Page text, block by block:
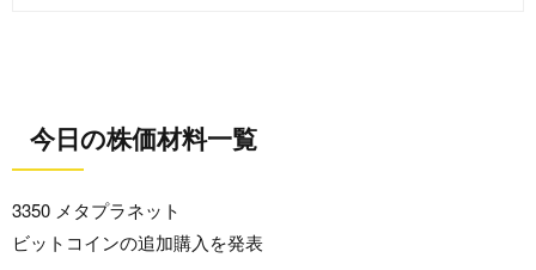
今日の株価材料一覧
3350 メタプラネット
ビットコインの追加購入を発表